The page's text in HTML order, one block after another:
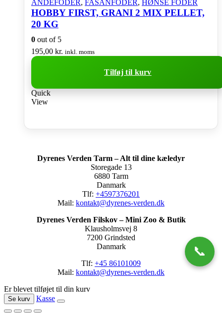
ANDEFODER, FASANFODER, HØNSE FODER
HOBBY FIRST, GRANI 2 MIX PELLET,
20 KG
0 out of 5
195,00 kr. inkl. moms
Tilføj til kurv
Quick
View
Dyrenes Verden Tarm – Alt til dine kæledyr
Storegade 13
6880 Tarm
Danmark
Tlf: +4597376201
Mail: kontakt@dyrenes-verden.dk
Dyrenes Verden Filskov – Mini Zoo & Butik
Klausholmsvej 8
7200 Grindsted
Danmark
Tlf: +45 86101009
Mail: kontakt@dyrenes-verden.dk
Er blevet tilføjet til din kurv
Se kurv Kasse
📞